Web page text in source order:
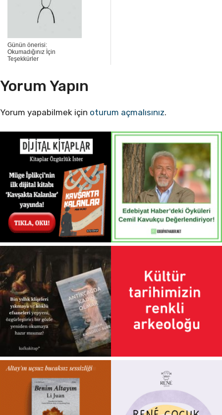
Günün önerisi:
Okumadığınız İçin
Teşekkürler
Yorum Yapın
Yorum yapabilmek için oturum açmalısınız.